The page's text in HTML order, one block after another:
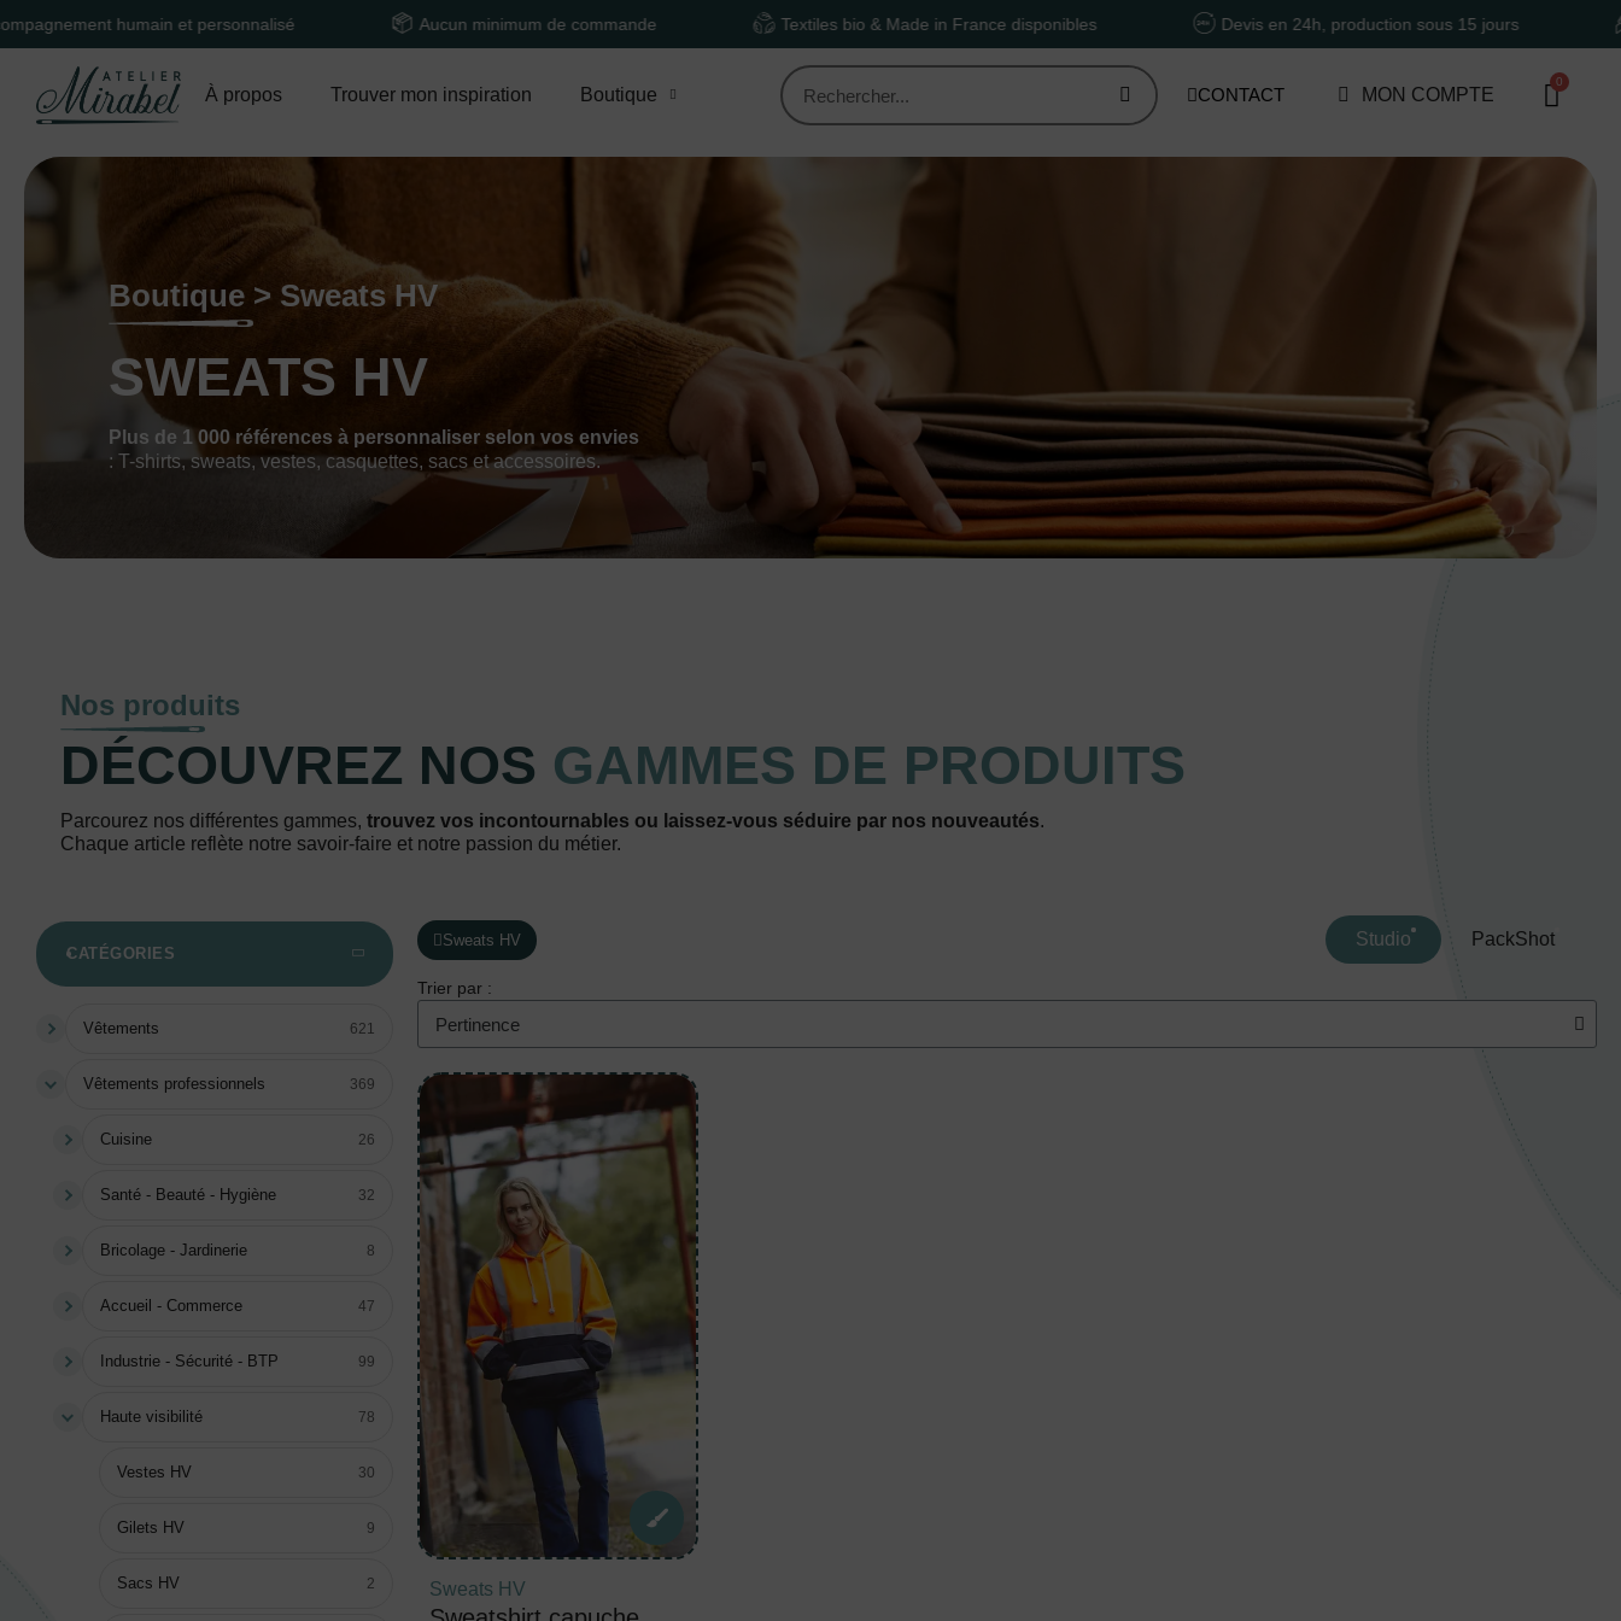
humain et personnalisé Aucun minimum de commande Textiles bio & Made in France disponibles Devis en 24h, production sous 15 jours Un
À propos Trouver mon inspiration Boutique CONTACT MON COMPTE
Boutique > Sweats HV
SWEATS HV
Plus de 1 000 références à personnaliser selon vos envies
: T-shirts, sweats, vestes, casquettes, sacs et accessoires.
Nos produits
DÉCOUVREZ NOS GAMMES DE PRODUITS
Parcourez nos différentes gammes, trouvez vos incontournables ou laissez-vous séduire par nos nouveautés.
Chaque article reflète notre savoir-faire et notre passion du métier.
CATÉGORIES
Vêtements 621
Vêtements professionnels 369
Cuisine 26
Santé - Beauté - Hygiène 32
Bricolage - Jardinerie 8
Accueil - Commerce 47
Industrie - Sécurité - BTP 99
Haute visibilité 78
Vestes HV 30
Gilets HV 9
Sacs HV 2
Sweats HV Studio PackShot
Trier par :
Sweats HV